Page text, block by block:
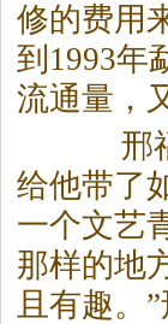
修的费用
到1993年
流通量，
邢福
给他带了
一个文艺
那样的地
且有趣。